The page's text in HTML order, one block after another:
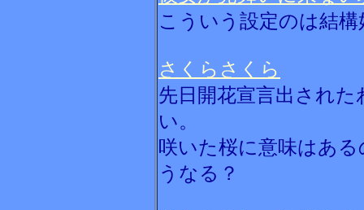
こういう設定のは結
さくらさくら
先日開花宣言出され
い。
咲いた桜に意味はあ
うなる？